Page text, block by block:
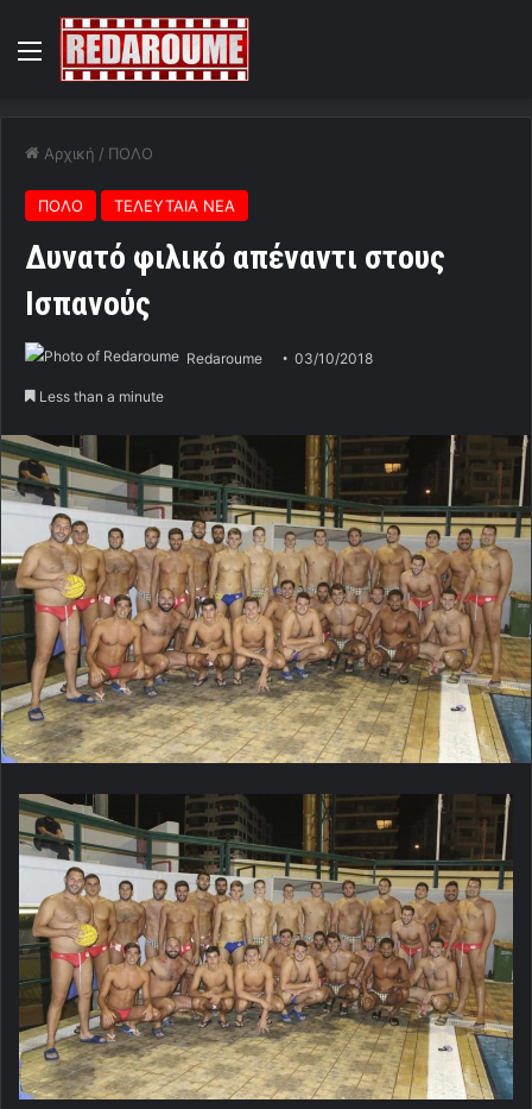
Menu
Αρχική / ΠΟΛΟ
ΠΟΛΟ ΤΕΛΕΥΤΑΙΑ ΝΕΑ
Δυνατό φιλικό απέναντι στους
Ισπανούς
Redaroume 03/10/2018
Less than a minute